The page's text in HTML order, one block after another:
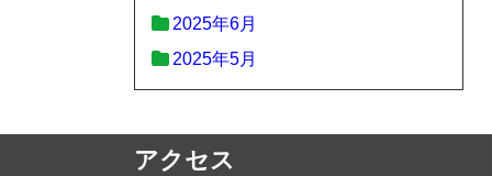
2025年6月
2025年5月
アクセス